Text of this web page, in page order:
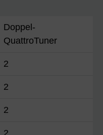
Doppel-
QuattroTuner
2
2
2